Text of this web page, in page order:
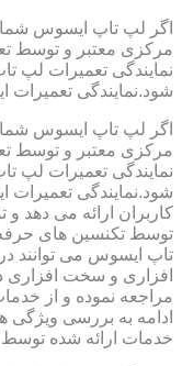
اگر لپ تاپ ایسوس شما
مرکزی معتبر و توسط
نمایندگی تعمیرات لپ
شود.نمایندگی
اگر لپ تاپ ایسوس شما
مرکزی معتبر و توسط
نمایندگی تعمیرات لپ
شود.نمایندگی تعمیرات
کاربران ارائه می دهد
توسط تکنسین های حرفه
تاپ ایسوس می توانند
افزاری و سخت افزاری
مراجعه نموده و از
ادامه به بررسی
خدمات ارائه شده